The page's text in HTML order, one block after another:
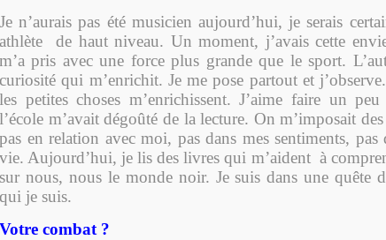
Je n’aurais pas été musicien aujourd’hui, je serais
athlète de haut niveau. Un moment, j’avais cette
m’a pris avec une force plus grande que le sport.
curiosité qui m’enrichit. Je me pose partout et
les petites choses m’enrichissent. J’aime faire un
l’école m’avait dégoûté de la lecture. On m’imposait
pas en relation avec moi, pas dans mes sentiments,
vie. Aujourd’hui, je lis des livres qui m’aident à
sur nous, nous le monde noir. Je suis dans une quête
qui je suis.
Votre combat ?